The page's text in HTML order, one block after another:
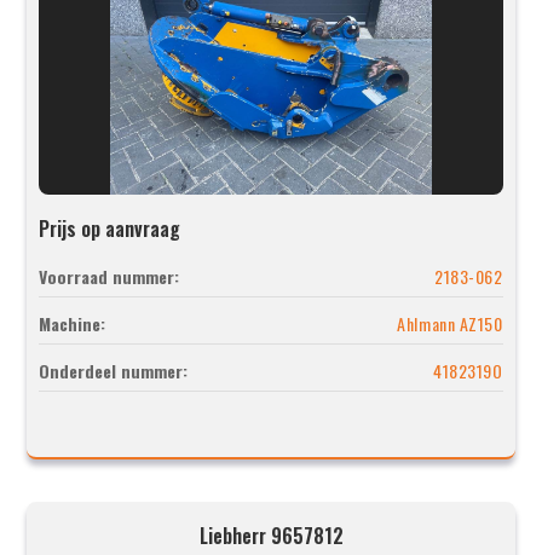
Prijs op aanvraag
Voorraad nummer:
2183-062
Machine:
Ahlmann AZ150
Onderdeel nummer:
4182319O
Liebherr 9657812